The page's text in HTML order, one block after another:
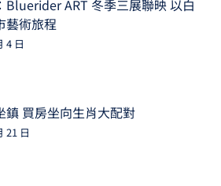
Bluerider ART 冬季三展聯映 以白
藝術旅程
4 日
鎮 買房坐向生肖大配對
21 日